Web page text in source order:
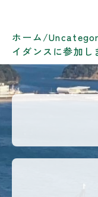
ホーム/
イダンスに参加し